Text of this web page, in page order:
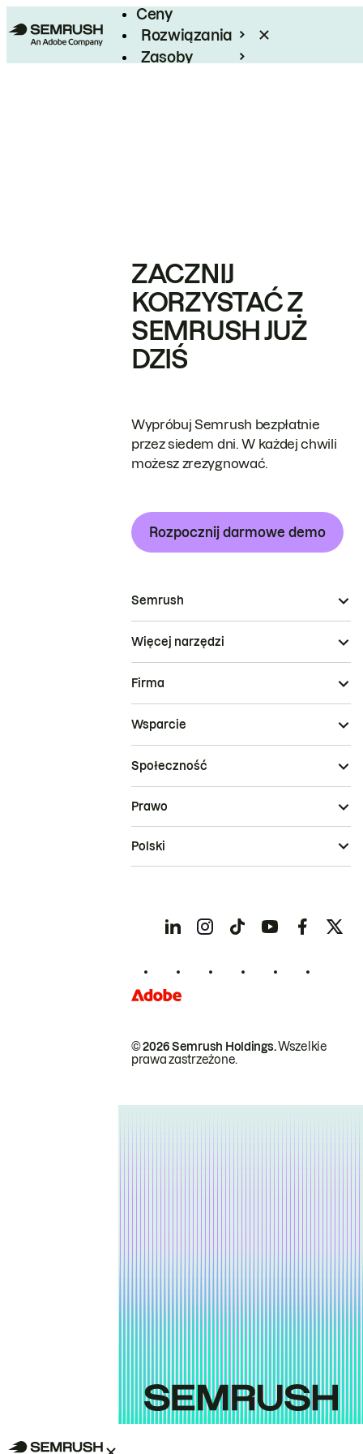
Ceny
Rozwiązania
Zasoby
ZACZNIJ
KORZYSTAĆ Z
SEMRUSH JUŻ
DZIŚ
Wypróbuj Semrush bezpłatnie
przez siedem dni. W każdej chwili
możesz zrezygnować.
Rozpocznij darmowe demo
Semrush
Więcej narzędzi
Firma
Wsparcie
Społeczność
© 2026 Semrush Holdings.Wszelkie
prawa zastrzeżone.
Prawo
Polski